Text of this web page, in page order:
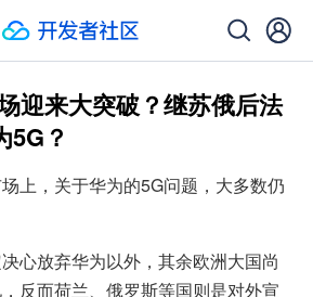
迎来大突破？继苏俄后法
5G？
上，关于华为的5G问题，大多数仍
心放弃华为以外，其余欧洲大国尚
反而荷兰、俄罗斯等国则是对外宣